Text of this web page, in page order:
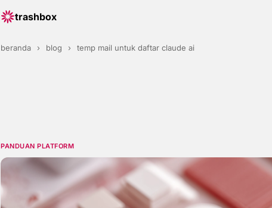
trashbox
beranda › blog › temp mail untuk daftar claude ai
PANDUAN PLATFORM